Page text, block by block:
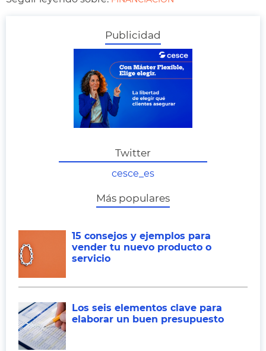
Publicidad
Twitter
cesce_es
Más populares
15 consejos y ejemplos para
vender tu nuevo producto o
servicio
Los seis elementos clave para
elaborar un buen presupuesto